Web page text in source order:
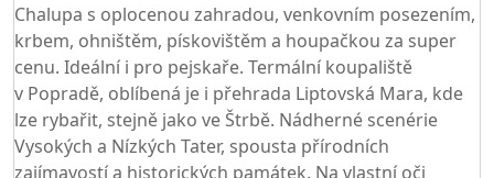
Chalupa s oplocenou zahradou, venkovním posezením,
krbem, ohništěm, pískovištěm a houpačkou za super
cenu. Ideální i pro pejskaře. Termální koupaliště
v Popradě, oblíbená je i přehrada Liptovská Mara, kde
lze rybařit, stejně jako ve Štrbě. Nádherné scenérie
Vysokých a Nízkých Tater, spousta přírodních
zajímavostí a historických památek. Na vlastní oči